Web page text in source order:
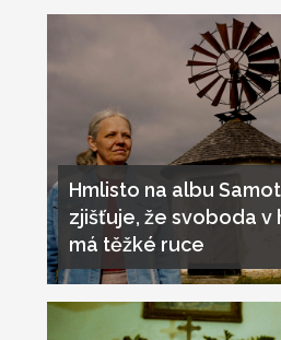
Hmlisto na albu
zjišťuje, že svoboda v
má těžké ruce